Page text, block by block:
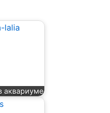
аквариуме